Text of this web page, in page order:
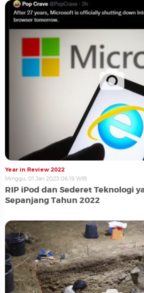
Year in Review 2022
Minggu, 01 Jan 2023 06:19 WIB
RIP iPod dan Sederet Teknologi
Sepanjang Tahun 2022